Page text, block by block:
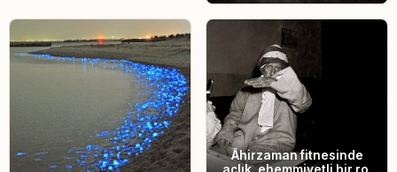
Âhirzaman fitnesinde
açlık, ehemmiyetli bir rol